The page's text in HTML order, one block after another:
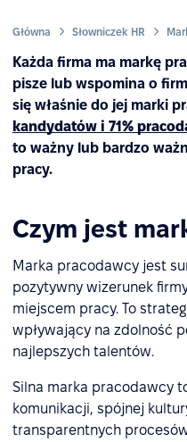
Główna Słowniczek HR
Każda firma ma markę
pisze lub wspomina o
się właśnie do jej marki
kandydatów i 71%
to ważny lub bardzo
pracy.
Czym jest
Marka pracodawcy jest
pozytywny wizerunek
miejscem pracy. To
wpływający na zdolność
najlepszych talentów.
Silna marka pracodawcy
komunikacji, spójnej
transparentnych